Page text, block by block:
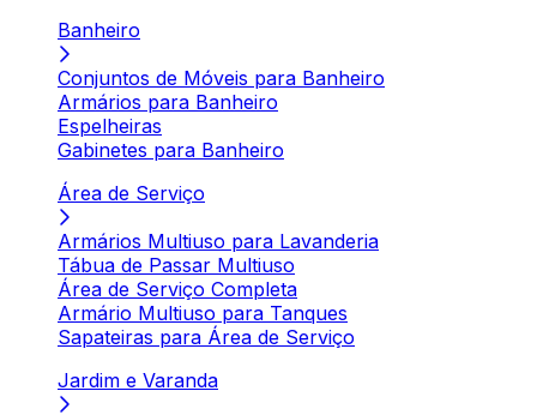
Banheiro
Conjuntos de Móveis para Banheiro
Armários para Banheiro
Espelheiras
Gabinetes para Banheiro
Área de Serviço
Armários Multiuso para Lavanderia
Tábua de Passar Multiuso
Área de Serviço Completa
Armário Multiuso para Tanques
Sapateiras para Área de Serviço
Jardim e Varanda